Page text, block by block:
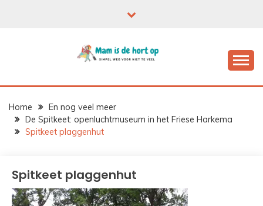
Home
En nog veel meer
De Spitkeet: openluchtmuseum in het Friese Harkema
Spitkeet plaggenhut
Spitkeet plaggenhut